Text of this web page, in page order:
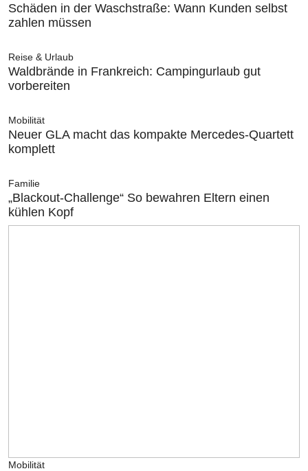
Schäden in der Waschstraße: Wann Kunden selbst
zahlen müssen
Reise & Urlaub
Waldbrände in Frankreich: Campingurlaub gut
vorbereiten
Mobilität
Neuer GLA macht das kompakte Mercedes-Quartett
komplett
Familie
„Blackout-Challenge“ So bewahren Eltern einen
kühlen Kopf
Mobilität